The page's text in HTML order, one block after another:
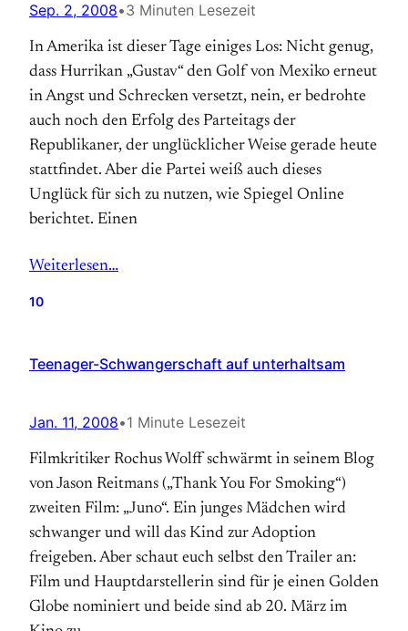
Sep. 2, 2008•3 Minuten Lesezeit
In Amerika ist dieser Tage einiges Los: Nicht genug,
dass Hurrikan „Gustav“ den Golf von Mexiko erneut
in Angst und Schrecken versetzt, nein, er bedrohte
auch noch den Erfolg des Parteitags der
Republikaner, der unglücklicher Weise gerade heute
stattfindet. Aber die Partei weiß auch dieses
Unglück für sich zu nutzen, wie Spiegel Online
berichtet. Einen
Weiterlesen…
10
Teenager-Schwangerschaft auf unterhaltsam
Jan. 11, 2008•1 Minute Lesezeit
Filmkritiker Rochus Wolff schwärmt in seinem Blog
von Jason Reitmans („Thank You For Smoking“)
zweiten Film: „Juno“. Ein junges Mädchen wird
schwanger und will das Kind zur Adoption
freigeben. Aber schaut euch selbst den Trailer an:
Film und Hauptdarstellerin sind für je einen Golden
Globe nominiert und beide sind ab 20. März im